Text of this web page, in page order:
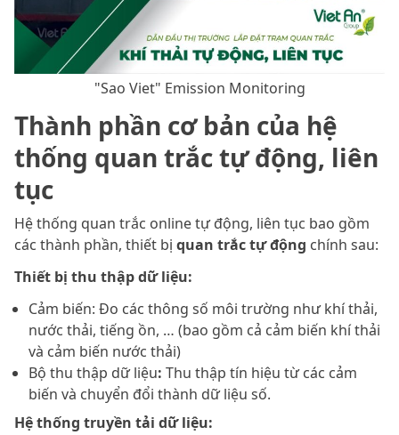
"Sao Viet" Emission Monitoring
Thành phần cơ bản của hệ
thống quan trắc tự động, liên
tục
Hệ thống quan trắc online tự động, liên tục bao gồm
các thành phần, thiết bị quan trắc tự động chính sau:
Thiết bị thu thập dữ liệu:
Cảm biến: Đo các thông số môi trường như khí thải,
nước thải, tiếng ồn, … (bao gồm cả cảm biến khí thải
và cảm biến nước thải)
Bộ thu thập dữ liệu: Thu thập tín hiệu từ các cảm
biến và chuyển đổi thành dữ liệu số.
Hệ thống truyền tải dữ liệu: